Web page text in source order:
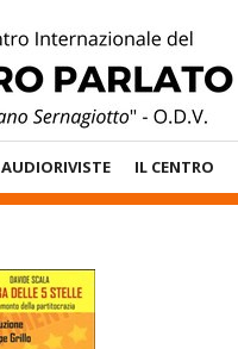
AUDIORIVISTE IL CENTRO